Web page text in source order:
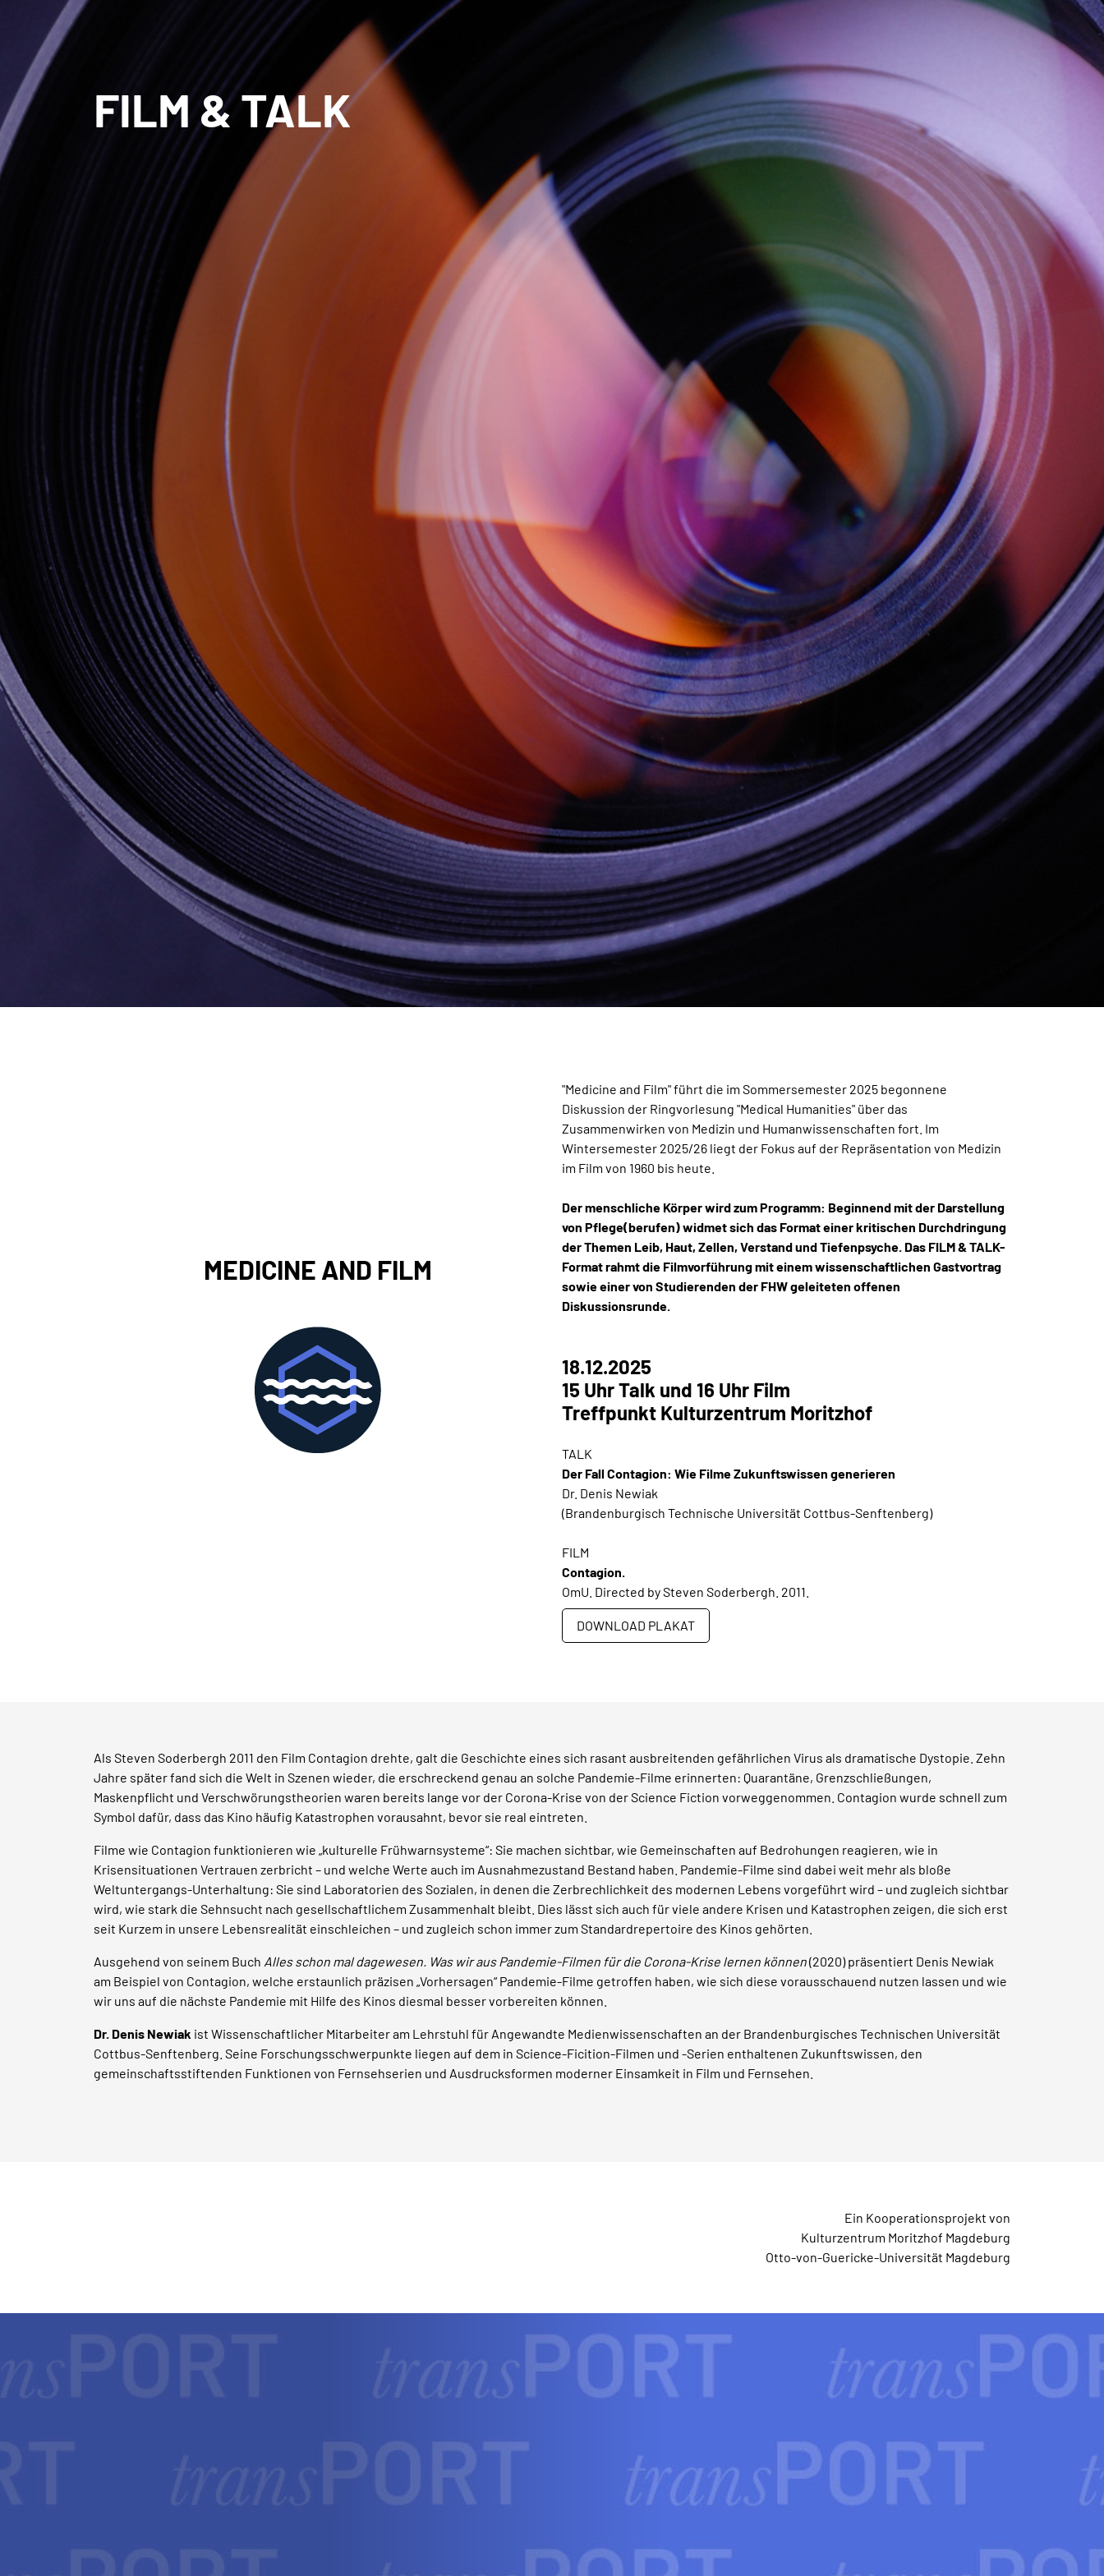
FILM & TALK
MEDICINE AND FILM
"Medicine and Film" führt die im Sommersemester 2025 begonnene
Diskussion der Ringvorlesung "Medical Humanities" über das
Zusammenwirken von Medizin und Humanwissenschaften fort. Im
Wintersemester 2025/26 liegt der Fokus auf der Repräsentation von Medizin
im Film von 1960 bis heute.
Der menschliche Körper wird zum Programm: Beginnend mit der Darstellung
von Pflege(berufen) widmet sich das Format einer kritischen Durchdringung
der Themen Leib, Haut, Zellen, Verstand und Tiefenpsyche. Das FILM & TALK-
Format rahmt die Filmvorführung mit einem wissenschaftlichen Gastvortrag
sowie einer von Studierenden der FHW geleiteten offenen
Diskussionsrunde.
18.12.2025
15 Uhr Talk und 16 Uhr Film
Treffpunkt Kulturzentrum Moritzhof
TALK
Der Fall Contagion: Wie Filme Zukunftswissen generieren
Dr. Denis Newiak
(Brandenburgisch Technische Universität Cottbus-Senftenberg)
FILM
Contagion.
OmU. Directed by Steven Soderbergh. 2011.
DOWNLOAD PLAKAT
Als Steven Soderbergh 2011 den Film Contagion drehte, galt die Geschichte eines sich rasant ausbreitenden gefährlichen Virus als dramatische Dystopie. Zehn
Jahre später fand sich die Welt in Szenen wieder, die erschreckend genau an solche Pandemie-Filme erinnerten: Quarantäne, Grenzschließungen,
Maskenpflicht und Verschwörungstheorien waren bereits lange vor der Corona-Krise von der Science Fiction vorweggenommen. Contagion wurde schnell zum
Symbol dafür, dass das Kino häufig Katastrophen vorausahnt, bevor sie real eintreten.
Filme wie Contagion funktionieren wie „kulturelle Frühwarnsysteme“: Sie machen sichtbar, wie Gemeinschaften auf Bedrohungen reagieren, wie in
Krisensituationen Vertrauen zerbricht – und welche Werte auch im Ausnahmezustand Bestand haben. Pandemie-Filme sind dabei weit mehr als bloße
Weltuntergangs-Unterhaltung: Sie sind Laboratorien des Sozialen, in denen die Zerbrechlichkeit des modernen Lebens vorgeführt wird – und zugleich sichtbar
wird, wie stark die Sehnsucht nach gesellschaftlichem Zusammenhalt bleibt. Dies lässt sich auch für viele andere Krisen und Katastrophen zeigen, die sich erst
seit Kurzem in unsere Lebensrealität einschleichen – und zugleich schon immer zum Standardrepertoire des Kinos gehörten.
Ausgehend von seinem Buch Alles schon mal dagewesen. Was wir aus Pandemie-Filmen für die Corona-Krise lernen können(2020) präsentiert Denis Newiak
am Beispiel von Contagion, welche erstaunlich präzisen „Vorhersagen“ Pandemie-Filme getroffen haben, wie sich diese vorausschauend nutzen lassen und wie
wir uns auf die nächste Pandemie mit Hilfe des Kinos diesmal besser vorbereiten können.
Dr. Denis Newiak ist Wissenschaftlicher Mitarbeiter am Lehrstuhl für Angewandte Medienwissenschaften an der Brandenburgisches Technischen Universität
Cottbus-Senftenberg. Seine Forschungsschwerpunkte liegen auf dem in Science-Ficition-Filmen und -Serien enthaltenen Zukunftswissen, den
gemeinschaftsstiftenden Funktionen von Fernsehserien und Ausdrucksformen moderner Einsamkeit in Film und Fernsehen.
Ein Kooperationsprojekt von
Kulturzentrum Moritzhof Magdeburg
Otto-von-Guericke-Universität Magdeburg